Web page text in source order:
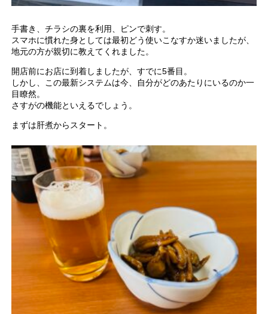
手書き、チラシの裏を利用、ピンで刺す。
スマホに慣れた身としては最初どう使いこなすか迷いましたが、
地元の方が親切に教えてくれました。
開店前にお店に到着しましたが、すでに5番目。
しかし、この最新システムは今、自分がどのあたりにいるのか一
目瞭然。
さすがの機能といえるでしょう。
まずは肝煮からスタート。